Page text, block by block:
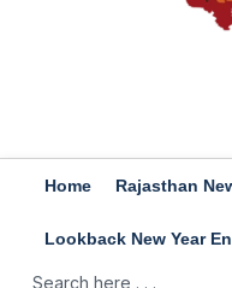
Home Rajasthan
Lookback New Year